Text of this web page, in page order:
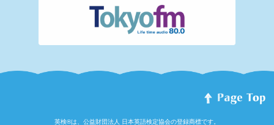
英検®は、公益財団法人 日本英語検定協会の登録商標です。